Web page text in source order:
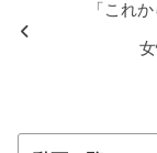
「これ